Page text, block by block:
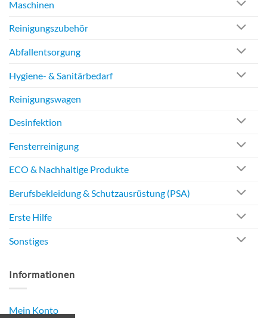
Maschinen
Reinigungszubehör
Abfallentsorgung
Hygiene- & Sanitärbedarf
Reinigungswagen
Desinfektion
Fensterreinigung
ECO & Nachhaltige Produkte
Berufsbekleidung & Schutzausrüstung (PSA)
Erste Hilfe
Sonstiges
Informationen
Mein Konto